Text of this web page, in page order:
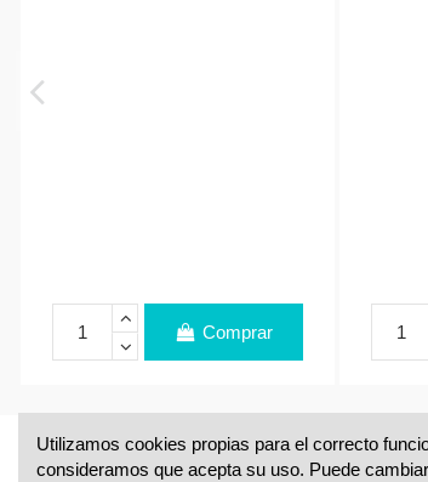
Comprar
Utilizamos cookies propias para el correcto
consideramos que acepta su uso. Puede